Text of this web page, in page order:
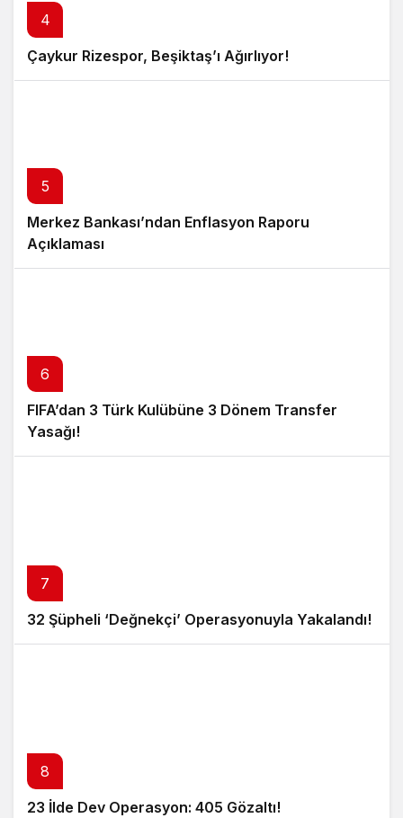
4
Çaykur Rizespor, Beşiktaş’ı Ağırlıyor!
5
Merkez Bankası’ndan Enflasyon Raporu
Açıklaması
6
FIFA’dan 3 Türk Kulübüne 3 Dönem Transfer
Yasağı!
7
32 Şüpheli ‘Değnekçi’ Operasyonuyla Yakalandı!
8
23 İlde Dev Operasyon: 405 Gözaltı!